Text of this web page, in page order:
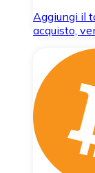
Aggiungi il
acquisto,